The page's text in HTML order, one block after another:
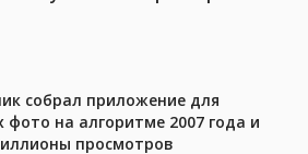
собрал приложение для
фото на алгоритме 2007 года и
просмотров